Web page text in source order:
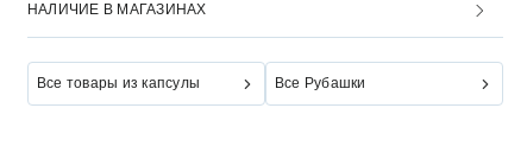
НАЛИЧИЕ В МАГАЗИНАХ
Все товары из капсулы Все Рубашки